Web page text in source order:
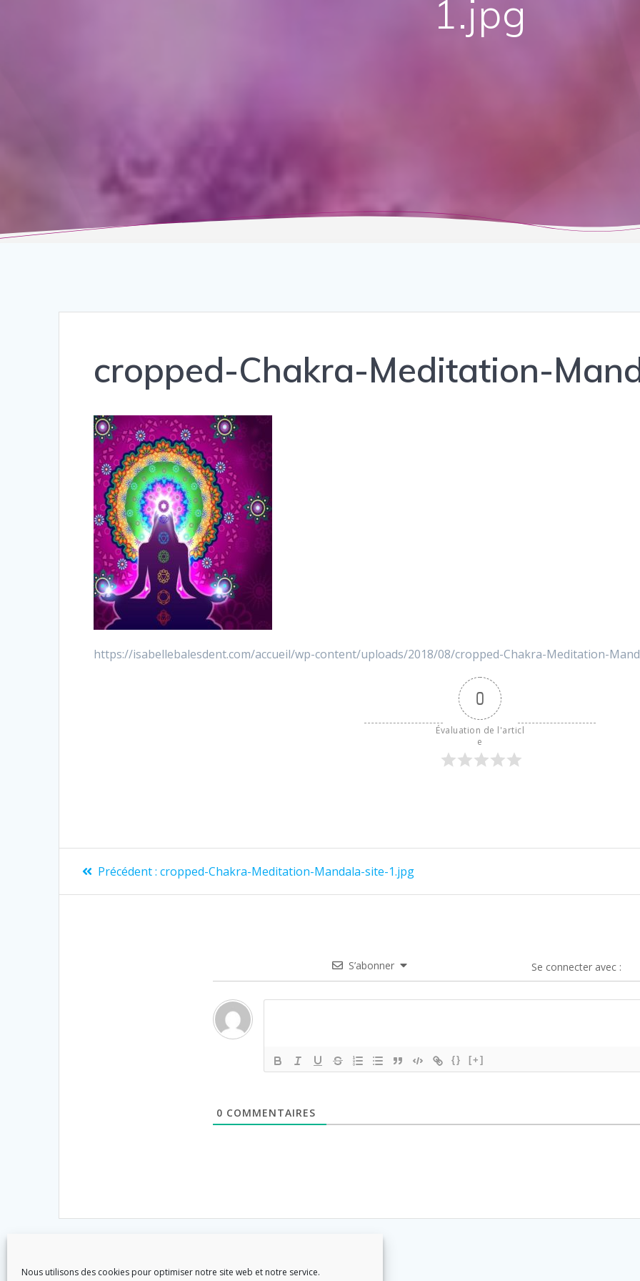
Nous utilisons des cookies pour optimiser notre site web et notre service.
1.jpg
cropped-Chakra-Meditation-
https://isabellebalesdent.com/accueil/wp-content/uploads/2018/08/cropped-Chakra-Meditation-
0
Évaluation de l'articl
e
Précédent : cropped-Chakra-Meditation-Mandala-site-1.jpg
S’abonner Se connecter avec :
{} [+]
0 COMMENTAIRES